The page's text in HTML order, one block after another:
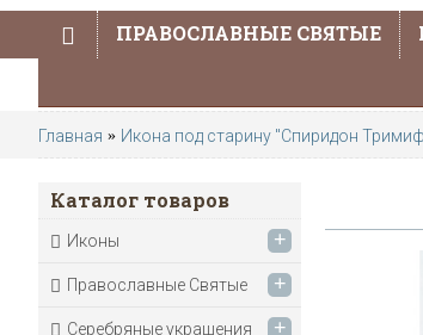
ПРАВОСЛАВНЫЕ СВЯТЫЕ
Главная Икона под старину "Спиридон
Каталог товаров
Иконы +
Православные Святые +
Серебряные украшения +